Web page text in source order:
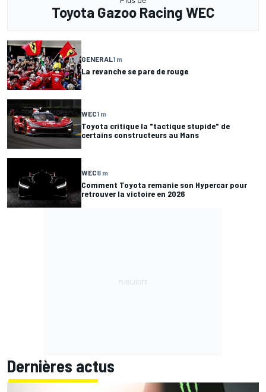
Toyota Gazoo Racing WEC
GENERAL1 m
La revanche se pare de rouge
WEC1 m
Toyota critique la "tactique stupide" de
certains constructeurs au Mans
WEC8 m
Comment Toyota remanie son Hypercar pour
retrouver la victoire en 2026
Dernières actus